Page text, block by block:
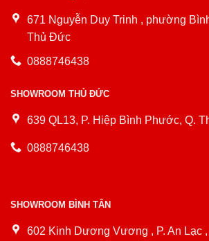
671 Nguyễn Duy Trinh , phường
Thủ Đức
0888746438
SHOWROOM THỦ ĐỨC
639 QL13, P. Hiệp Bình Phước, Q.
0888746438
SHOWROOM BÌNH TÂN
602 Kinh Dương Vương , P. An Lạc